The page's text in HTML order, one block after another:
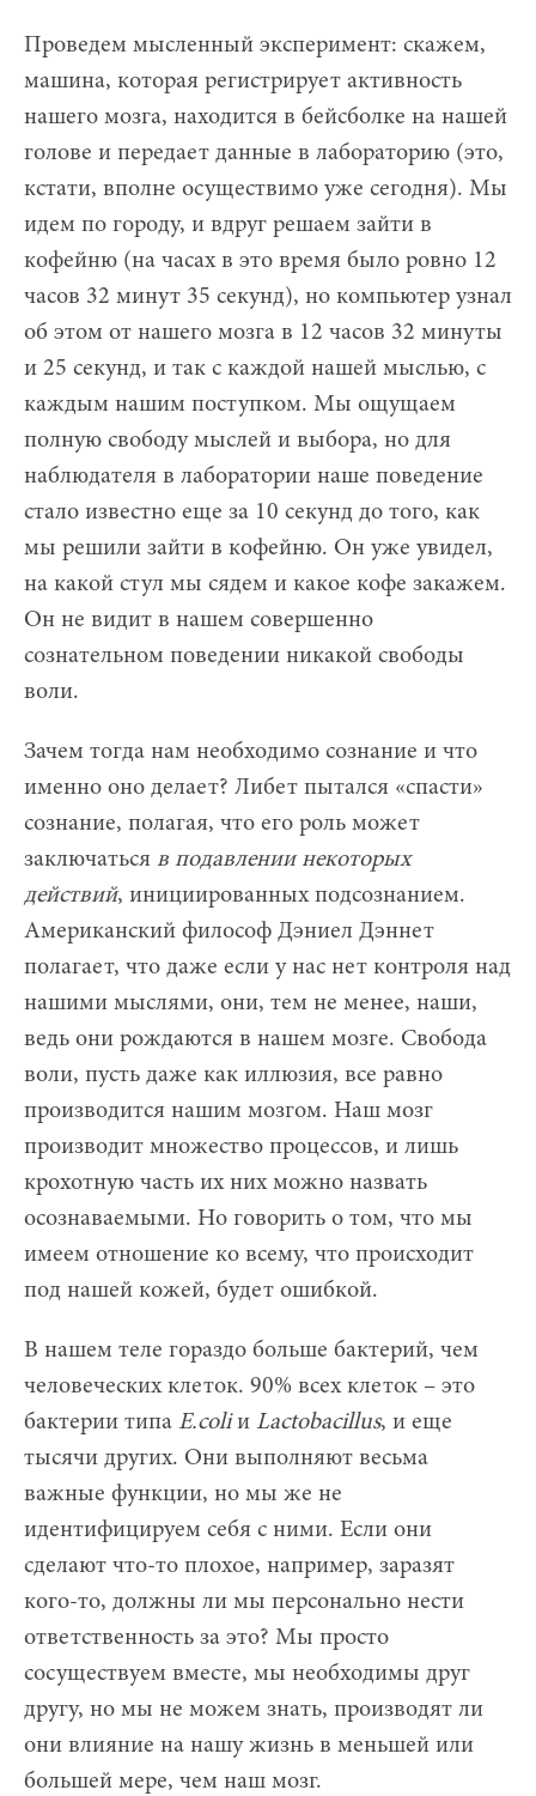
Проведем мысленный эксперимент: скажем,
машина, которая регистрирует активность
нашего мозга, находится в бейсболке на нашей
голове и передает данные в лабораторию (это,
кстати, вполне осуществимо уже сегодня). Мы
идем по городу, и вдруг решаем зайти в
кофейню (на часах в это время было ровно 12
часов 32 минут 35 секунд), но компьютер узнал
об этом от нашего мозга в 12 часов 32 минуты
и 25 секунд, и так с каждой нашей мыслью, с
каждым нашим поступком. Мы ощущаем
полную свободу мыслей и выбора, но для
наблюдателя в лаборатории наше поведение
стало известно еще за 10 секунд до того, как
мы решили зайти в кофейню. Он уже увидел,
на какой стул мы сядем и какое кофе закажем.
Он не видит в нашем совершенно
сознательном поведении никакой свободы
воли.
Зачем тогда нам необходимо сознание и что
именно оно делает? Либет пытался «спасти»
сознание, полагая, что его роль может
заключаться в подавлении некоторых
действий, инициированных подсознанием.
Американский философ Дэниел Дэннет
полагает, что даже если у нас нет контроля над
нашими мыслями, они, тем не менее, наши,
ведь они рождаются в нашем мозге. Свобода
воли, пусть даже как иллюзия, все равно
производится нашим мозгом. Наш мозг
производит множество процессов, и лишь
крохотную часть их них можно назвать
осознаваемыми. Но говорить о том, что мы
имеем отношение ко всему, что происходит
под нашей кожей, будет ошибкой.
В нашем теле гораздо больше бактерий, чем
человеческих клеток. 90% всех клеток – это
бактерии типа E.coliи Lactobacillus, и еще
тысячи других. Они выполняют весьма
важные функции, но мы же не
идентифицируем себя с ними. Если они
сделают что-то плохое, например, заразят
кого-то, должны ли мы персонально нести
ответственность за это? Мы просто
сосуществуем вместе, мы необходимы друг
другу, но мы не можем знать, производят ли
они влияние на нашу жизнь в меньшей или
большей мере, чем наш мозг.